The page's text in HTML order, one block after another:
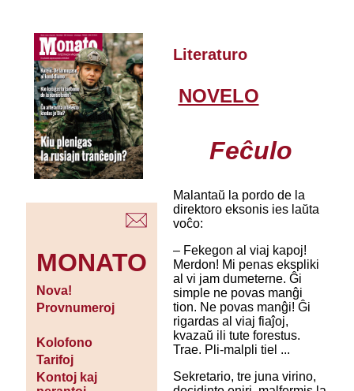
MONATO
Nova!
Provnumeroj
Kolofono
Tarifoj
Kontoj kaj
Literaturo
NOVELO
Feĉulo
Malantaŭ la pordo de la
direktoro eksonis ies laŭta
voĉo:
– Fekegon al viaj kapoj!
Merdon! Mi penas ekspliki
al vi jam dumeterne. Ĝi
simple ne povas manĝi
tion. Ne povas manĝi! Ĝi
rigardas al viaj fiaĵoj,
kvazaŭ ili tute forestus.
Trae. Pli-malpli tiel ...
Sekretario, tre juna virino,